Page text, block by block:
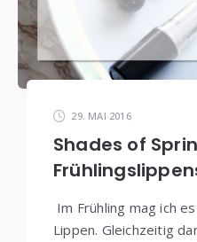
29. MAI 2016
Shades of
Im Frühling mag ich
Lippen. Gleichzeitig